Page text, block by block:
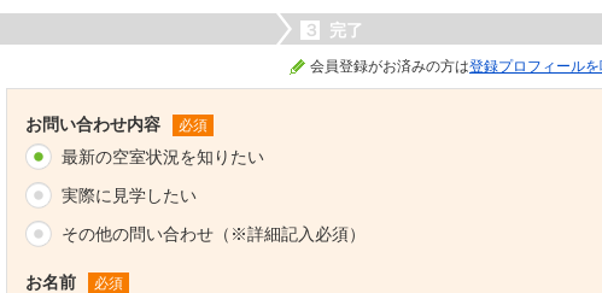
３ 完了
会員登録がお済みの方は登録プロフィールを
お問い合わせ内容 必須
最新の空室状況を知りたい
実際に見学したい
その他の問い合わせ（※詳細記入必須）
お名前 必須